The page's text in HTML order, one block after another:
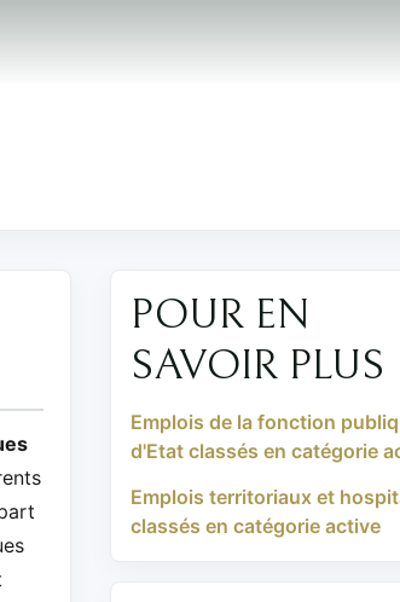
POUR EN
SAVOIR PLUS
Emplois de la fonction
d'Etat classés en catégorie
Emplois territoriaux et
classés en catégorie active